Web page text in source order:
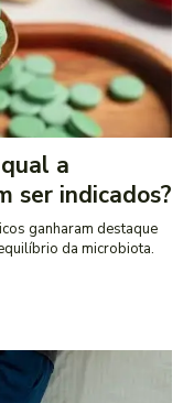
a
ser indicados?
ganharam destaque
da microbiota.